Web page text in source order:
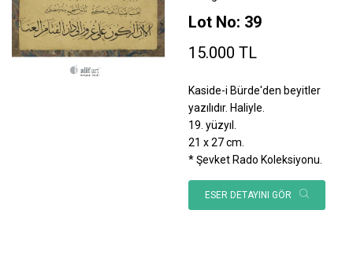
Lot No: 39
15.000 TL
Kaside-i Bürde'den beyitler
yazılıdır. Haliyle.
19. yüzyıl.
21 x 27 cm.
* Şevket Rado Koleksiyonu.
ESER DETAYINI GÖR